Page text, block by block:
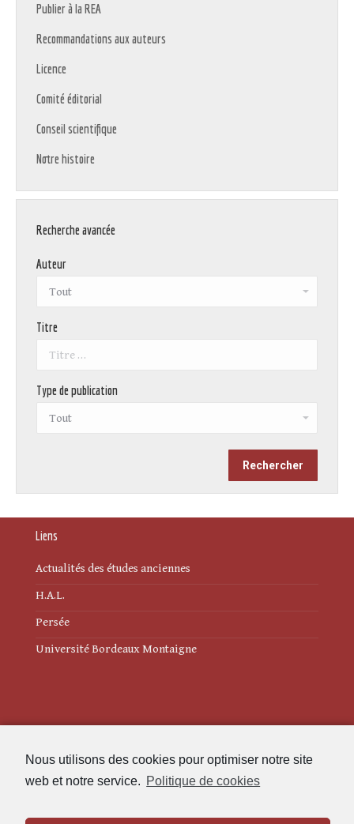
Nous utilisons des cookies pour optimiser notre site
web et notre service. Politique de cookies
Publier à la REA
Recommandations aux auteurs
Licence
Comité éditorial
Conseil scientifique
Notre histoire
Recherche avancée
Auteur
Titre
Type de publication
Liens
Actualités des études anciennes
H.A.L.
Persée
Université Bordeaux Montaigne
Politique de cookies (UE)